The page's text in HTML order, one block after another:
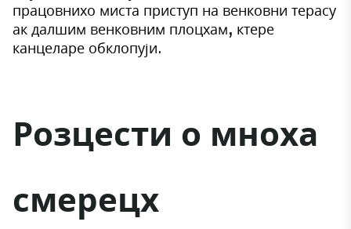
працовнихо миста приступ на венковни терасу
ак далшим венковним плоцхам, ктере
канцеларе обклопуји.
Розцести о мноха
смерецх